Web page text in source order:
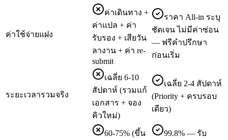
ค่าใช้จ่ายแฝง
ค่าเดินทาง +
ค่าแปล + ค่า
รับรอง + เสียวัน
ลางาน + ค่า re-
submit
ราคา All-in ระบุ
ชัดเจน ไม่มีค่าซ่อน
— ฟรีคำปรึกษา
ก่อนเริ่ม
ระยะเวลารวมจริง
เฉลี่ย 6-10
สัปดาห์ (รวมแก้
เอกสาร + จอง
คิวใหม่)
เฉลี่ย 2-4 สัปดาห์
(Priority + ครบรอบ
เดียว)
60-75% (ขึ้น
99.8% — รับ